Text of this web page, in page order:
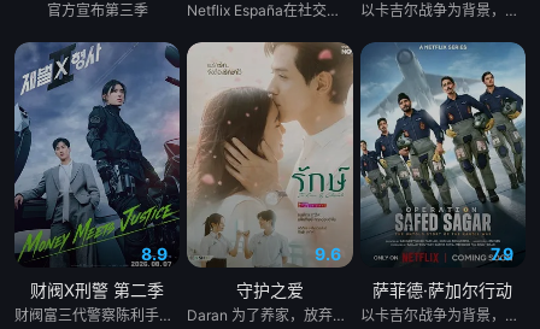
官方宣布第三季 Netflix España在社交媒体上发布了一张由Laura Caballero和演员Carlos Arces Torregrosers主演的“Muertos S.L.”化妆套装中的照片，我们有好消息要告诉你们。劳拉和阿尔贝托·卡瓦列罗仍然很甜蜜，他们证实将有第四季的《死亡S.L.》，这是西班牙喜剧流派中最伟大的小说之一，在Movistar Plus+的标志下的前两季之后，于今年夏天登陆Netflix。导演本人与该系列的伟大演员兼主角卡洛斯·阿雷塞斯一起主演了这一宣布，证实托雷格罗萨殡仪馆的员工将有更多的冒险经历。 以卡吉尔战争为背景，《白沙行动》讲述了印度空军&quot;金色箭头&quot;第17中队的故事，他们最初的任务是执行照相侦察任务。但当他们的中队长B.S. 达诺亚的僚机飞行员、中队长阿贾伊·阿胡贾被敌人背信弃义地杀害后，他们的角色发生了转变。达诺亚决定不惜一切代价为他的死复仇。他的中队通过领导对巴基斯坦部队的攻击，在世界上任何空军都未曾飞行过的高度进行轰炸，扭转了战争的局势。同时，这也是关于这些战斗机飞行员如何在身体上、精神上和社会层面上进行转变，以付出额外的努力并实现不可能的故事。
8.9
财阀X刑警 第二季
财阀富三代警察陈利手（安普贤 饰）华丽回归，完美蜕变为成熟专业的刑警，继续以财力同实力展开查案历险记。新上司朱惠拉（郑恩彩 饰）空降，两个性格不合的拍挡将联手破案。
9.6
守护之爱
Daran 为了养家，放弃了上大学的梦想，高中毕业后便开始工作。然而，她一直难以找到稳定的工作，最终只能在一家广播电视公司担任保安。 命运弄人，她在那里重逢了高中时期深爱的前男友 Rangsiman。如今的 Rangsiman 已经成为电视台的高层主管，事业有成，并且已经与另一位女性订婚。 年轻时，两人曾深爱彼此，却因为误会和彼此隐瞒的秘密而分手。多年后再次相遇，Rangsiman 发现自己始终无法忘记 Daran。他想知道，当年她为什么突然离开自己，以及这些年她究竟经历了什么，才会走到今天这一步。 随着真相一点点揭开，两人不得不面对过去的伤痛、彼此的愧疚，以及现实中的重重阻碍，包括 Rangsiman 的婚约。
7.9
萨菲德·萨加尔行动
以卡吉尔战争为背景，《白沙行动》讲述了印度空军&quot;金色箭头&quot;第17中队的故事，他们最初的任务是执行照相侦察任务。但当他们的中队长B.S. 达诺亚的僚机飞行员、中队长阿贾伊·阿胡贾被敌人背信弃义地杀害后，他们的角色发生了转变。达诺亚决定不惜一切代价为他的死复仇。他的中队通过领导对巴基斯坦部队的攻击，在世界上任何空军都未曾飞行过的高度进行轰炸，扭转了战争的局势。同时，这也是关于这些战斗机飞行员如何在身体上、精神上和社会层面上进行转变，以付出额外的努力并实现不可能的故事。